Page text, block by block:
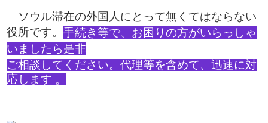
ソウル滞在の外国人にとって無くてはならない
役所です。手続き等で、お困りの方がいらっしゃ
いましたら是非
ご相談してください。代理等を含めて、迅速に対
応します 。